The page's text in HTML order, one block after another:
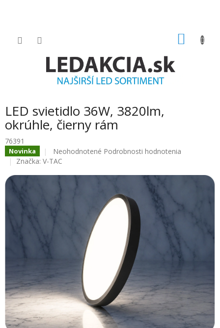
LED svietidlo 36W, 3820lm,
okrúhle, čierny rám
76391
Novinka
Priemerné
hodnotenie
0.0
5
Neohodnotené Podrobnosti hodnotenia
Značka: V-TAC